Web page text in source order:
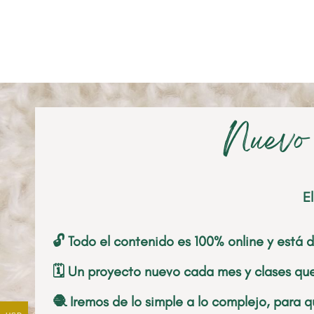
🔓 Todo el contenido es 100% online y está
🗓️ Un proyecto nuevo cada mes y clases
🧶 Iremos de lo simple a lo complejo, para